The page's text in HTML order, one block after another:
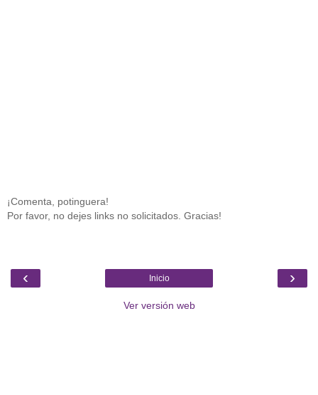
¡Comenta, potinguera!
Por favor, no dejes links no solicitados. Gracias!
‹ ›
Inicio
Ver versión web